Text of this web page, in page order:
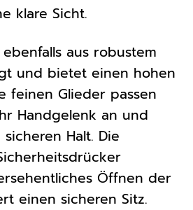
klare Sicht.
aus robustem
und bietet einen hohen
feinen Glieder passen
Handgelenk an und
Halt. Die
Öffnen der
einen sicheren Sitz.